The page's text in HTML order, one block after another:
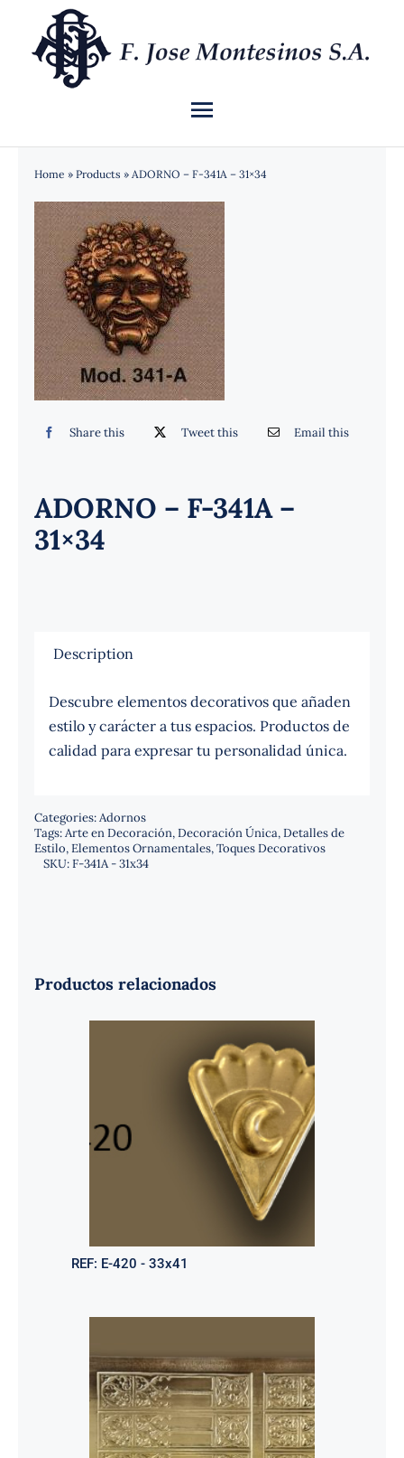
contenido
Toggle
Navigation
INICIO
QUIÉNES SOMOS
CATÁLOGO
NOTICIAS
CONTACTO
Home » Products » ADORNO – F-341A – 31×34
Share this Tweet this Email this
ADORNO – F-341A –
31×34
Description
Descubre elementos decorativos que añaden
estilo y carácter a tus espacios. Productos de
calidad para expresar tu personalidad única.
Categories:Adornos
Tags:Arte en Decoración,Decoración Única,Detalles de
Estilo,Elementos Ornamentales,Toques Decorativos
SKU:F-341A - 31x34
Productos relacionados
REF: E-420 - 33x41